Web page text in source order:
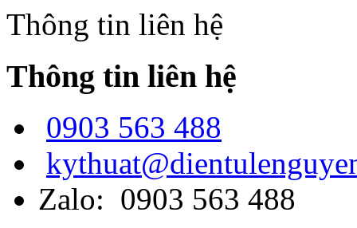
Thông tin liên hệ
Thông tin liên hệ
0903 563 488
Zalo: 0903 563 488